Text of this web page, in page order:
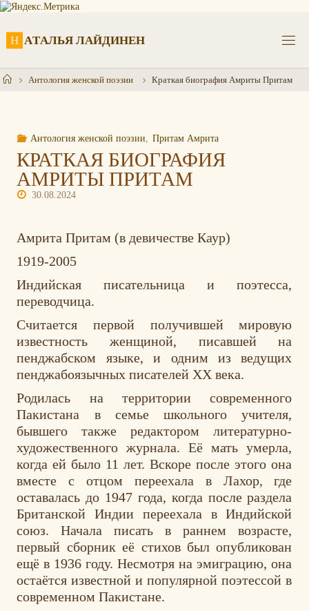
Перейти
Н АТАЛЬЯ ЛАЙДИНЕН
ГлавнаяАнтология женской поэзии Краткая биография Амриты Притам
Антология женской поэзии Притам Амрита
КРАТКАЯ БИОГРАФИЯ
АМРИТЫ ПРИТАМ
30.08.2024
Амрита Притам (в девичестве Каур)
1919-2005
Индийская писательница и поэтесса,
переводчица.
Считается первой получившей мировую
известность женщиной, писавшей на
пенджабском языке, и одним из ведущих
пенджабоязычных писателей XX века.
Родилась на территории современного
Пакистана в семье школьного учителя,
бывшего также редактором литературно-
художественного журнала. Её мать умерла,
когда ей было 11 лет. Вскоре после этого она
вместе с отцом переехала в Лахор, где
оставалась до 1947 года, когда после раздела
Британской Индии переехала в Индийской
союз. Начала писать в раннем возрасте,
первый сборник её стихов был опубликован
ещё в 1936 году. Несмотря на эмиграцию, она
остаётся известной и популярной поэтессой в
современном Пакистане.